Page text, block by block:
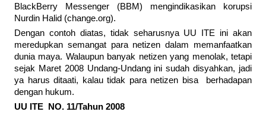
BlackBerry Messenger (BBM) mengindikasikan korupsi
Nurdin Halid (change.org).
Dengan contoh diatas, tidak seharusnya UU ITE ini akan
meredupkan semangat para netizen dalam memanfaatkan
dunia maya. Walaupun banyak netizen yang menolak, tetapi
sejak Maret 2008 Undang-Undang ini sudah disyahkan, jadi
ya harus ditaati, kalau tidak para netizen bisa berhadapan
dengan hukum.
UU ITE NO. 11/Tahun 2008